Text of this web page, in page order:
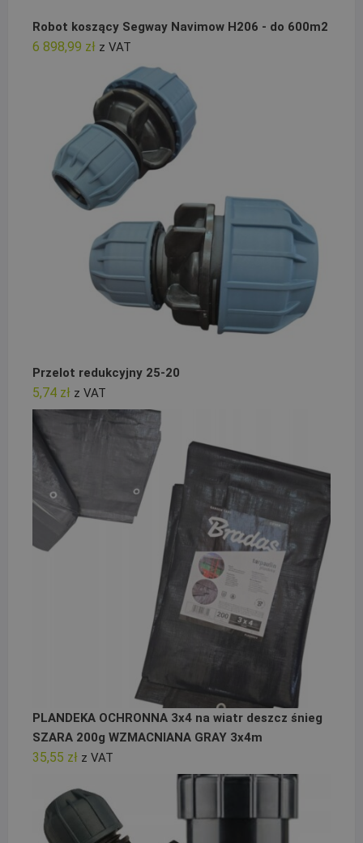
Robot koszący Segway Navimow H206 - do 600m2
6 898,99 zł z VAT
Przelot redukcyjny 25-20
5,74 zł z VAT
PLANDEKA OCHRONNA 3x4 na wiatr deszcz śnieg
SZARA 200g WZMACNIANA GRAY 3x4m
35,55 zł z VAT